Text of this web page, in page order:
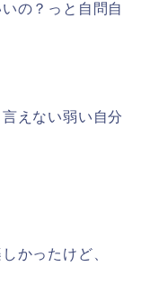
の？っと自問自
えない弱い自分
かったけど、